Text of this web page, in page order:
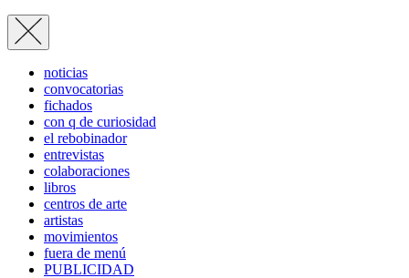
noticias
convocatorias
fichados
con q de curiosidad
el rebobinador
entrevistas
colaboraciones
libros
centros de arte
artistas
movimientos
fuera de menú
PUBLICIDAD